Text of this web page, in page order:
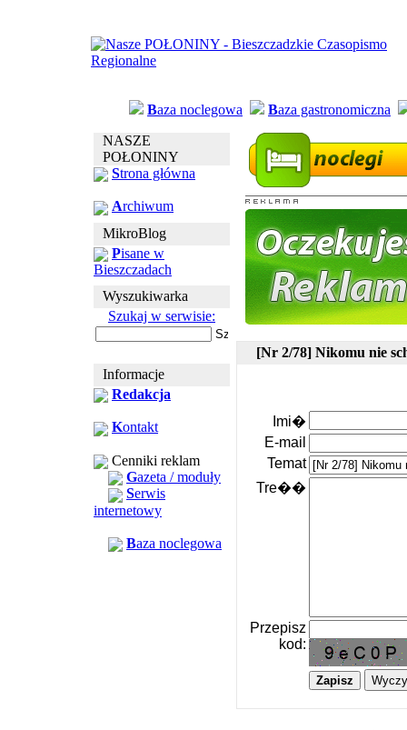
Baza noclegowa Baza gastronomiczna
NASZE
POŁONINY
Strona główna
Archiwum
MikroBlog
Pisane w
Bieszczadach
Wyszukiwarka
Szukaj w serwisie:
Informacje
Redakcja
Kontakt
Cenniki reklam
Gazeta / moduły
Serwis
internetowy
Baza noclegowa
[Nr 2/78] Nikomu nie
Imi�
E-mail
Temat
Tre��
Przepisz
kod: